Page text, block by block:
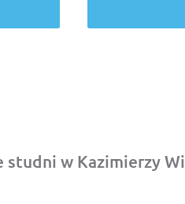
studni w Kazimierzy